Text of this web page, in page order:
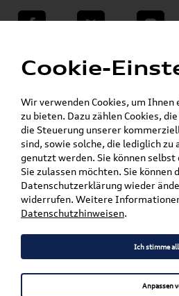
teilen Twitter Instagram
VW Shop - VW
VW Zubehör »
Pflege, Flüssigkeiten,
» Spraydosen »
Original VW Lackspray Set
Metallic LLS0M6H7X
Original VW
LH7X;
LLS0M6H7X
Cookie-
Wir verwenden Cookies, um
zu bieten. Dazu zählen Cookies,
die Steuerung unserer
sind, sowie solche, die lediglich
genutzt werden. Sie können
Sie zulassen möchten. Sie
Datenschutzerklärung wieder
widerrufen. Weitere
Datenschutzhinweisen.
Ich stimme
Anpassen